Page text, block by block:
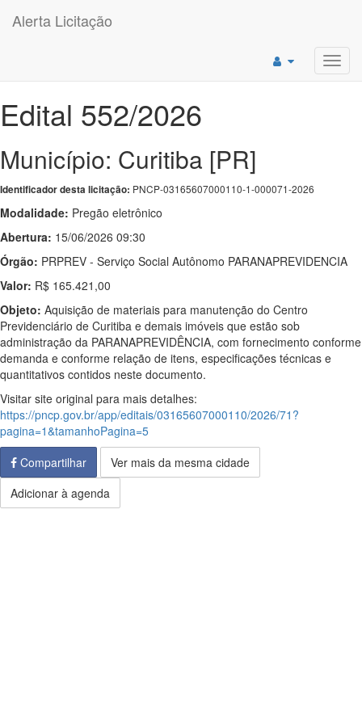
Alerta Licitação
Edital 552/2026
Município: Curitiba [PR]
Identificador desta licitação: PNCP-03165607000110-1-000071-2026
Modalidade: Pregão eletrônico
Abertura: 15/06/2026 09:30
Órgão: PRPREV - Serviço Social Autônomo PARANAPREVIDENCIA
Valor: R$ 165.421,00
Objeto: Aquisição de materiais para manutenção do Centro
Previdenciário de Curitiba e demais imóveis que estão sob
administração da PARANAPREVIDÊNCIA, com fornecimento conforme
demanda e conforme relação de itens, especificações técnicas e
quantitativos contidos neste documento.
Visitar site original para mais detalhes:
https://pncp.gov.br/app/editais/03165607000110/2026/71?
pagina=1&tamanhoPagina=5
Compartilhar
Ver mais da mesma cidade
Adicionar à agenda